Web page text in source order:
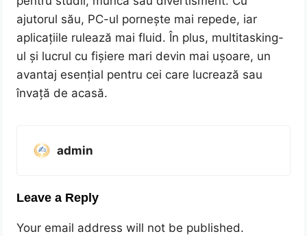
ajutorul său, PC-ul pornește mai repede, iar
aplicațiile rulează mai fluid. În plus, multitasking-
ul și lucrul cu fișiere mari devin mai ușoare, un
avantaj esențial pentru cei care lucrează sau
învață de acasă.
admin
Leave a Reply
Your email address will not be published.